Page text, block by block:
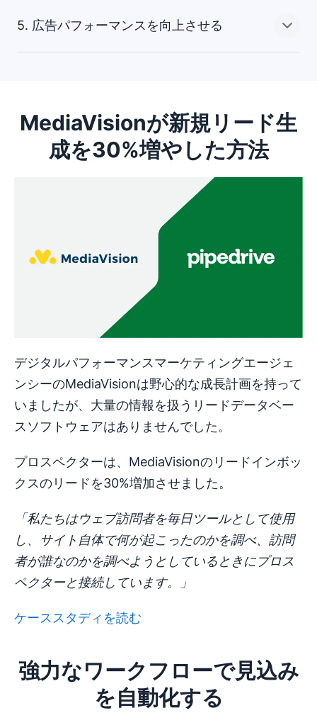
することで、連絡先がウェブサイトに到着したときに通
知を受け取り、リアルタイムで連絡先と関与することが
できます。
か？プロスペクターはこれを現実のものにします！
興味のある組織を特定したら。 フィルターを使用して検
Pipedriveのリード情報システムに照らして確認し、同じ
ような名前を検出した場合に警告メッセージを表示しま
す。次に重複の可能性を確認し、連絡先データをマージ
するか別々に保持するかどうかを決定できます。
5. 広告パフォーマンスを向上させる
中するのがこれまで以上に簡単になります！
ウェブサイト訪問者のリストを作成し、カスタマイズさ
れたFacebook広告をターゲットにカスタムオーディエン
スを作成します。コンバージョン率の高いリードに似て
いるオーディエンスを対象とした広告から、新鮮なリー
ドでデータベースを豊かにしましょう。
MediaVisionが新規リード生
成を30%増やした方法
デジタルパフォーマンスマーケティングエージェ
ンシーのMediaVisionは野心的な成長計画を持って
いましたが、大量の情報を扱うリードデータベー
スソフトウェアはありませんでした。
プロスペクターは、MediaVisionのリードインボッ
クスのリードを30%増加させました。
「私たちはウェブ訪問者を毎日ツールとして使用
し、サイト自体で何が起こったのかを調べ、訪問
者が誰なのかを調べようとしているときにプロス
ペクターと接続しています。」
ケーススタディを読む
新しいウィンドウで開く
強力なワークフローで見込み
を自動化する